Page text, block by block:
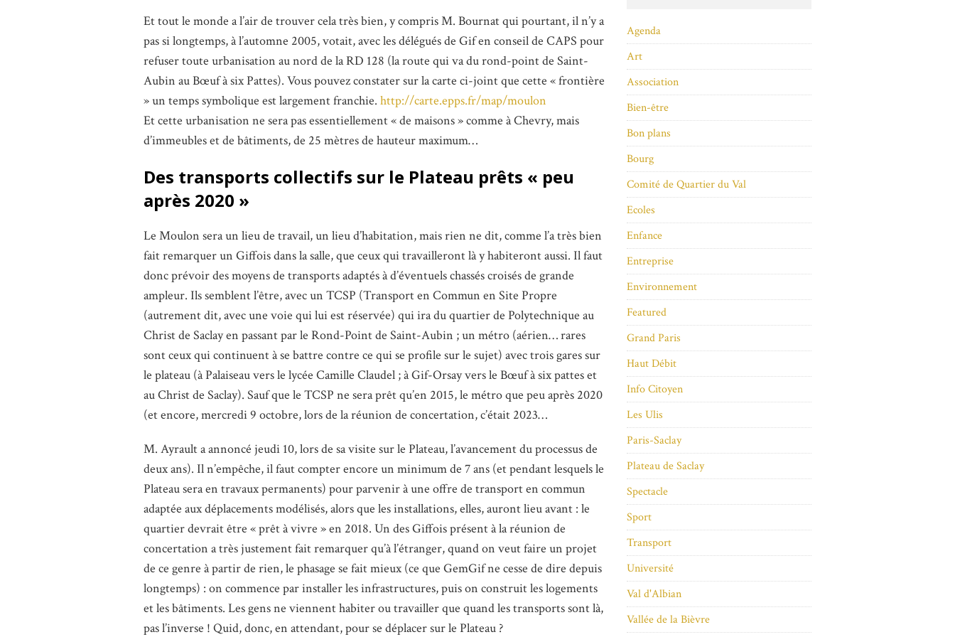
Et tout le monde a l’air de trouver cela très bien, y compris M. Bournat qui pourtant, il n’y a
pas si longtemps, à l’automne 2005, votait, avec les délégués de Gif en conseil de CAPS pour
refuser toute urbanisation au nord de la RD 128 (la route qui va du rond-point de Saint-
Aubin au Bœuf à six Pattes). Vous pouvez constater sur la carte ci-joint que cette « frontière
» un temps symbolique est largement franchie. http://carte.epps.fr/map/moulon
Et cette urbanisation ne sera pas essentiellement « de maisons » comme à Chevry, mais
d’immeubles et de bâtiments, de 25 mètres de hauteur maximum…
Des transports collectifs sur le Plateau prêts « peu
après 2020 »
Le Moulon sera un lieu de travail, un lieu d’habitation, mais rien ne dit, comme l’a très bien
fait remarquer un Giffois dans la salle, que ceux qui travailleront là y habiteront aussi. Il faut
donc prévoir des moyens de transports adaptés à d’éventuels chassés croisés de grande
ampleur. Ils semblent l’être, avec un TCSP (Transport en Commun en Site Propre
(autrement dit, avec une voie qui lui est réservée) qui ira du quartier de Polytechnique au
Christ de Saclay en passant par le Rond-Point de Saint-Aubin ; un métro (aérien… rares
sont ceux qui continuent à se battre contre ce qui se profile sur le sujet) avec trois gares sur
le plateau (à Palaiseau vers le lycée Camille Claudel ; à Gif-Orsay vers le Bœuf à six pattes et
au Christ de Saclay). Sauf que le TCSP ne sera prêt qu’en 2015, le métro que peu après 2020
(et encore, mercredi 9 octobre, lors de la réunion de concertation, c’était 2023…
M. Ayrault a annoncé jeudi 10, lors de sa visite sur le Plateau, l’avancement du processus de
deux ans). Il n’empêche, il faut compter encore un minimum de 7 ans (et pendant lesquels le
Plateau sera en travaux permanents) pour parvenir à une offre de transport en commun
adaptée aux déplacements modélisés, alors que les installations, elles, auront lieu avant : le
quartier devrait être « prêt à vivre » en 2018. Un des Giffois présent à la réunion de
concertation a très justement fait remarquer qu’à l’étranger, quand on veut faire un projet
de ce genre à partir de rien, le phasage se fait mieux (ce que GemGif ne cesse de dire depuis
longtemps) : on commence par installer les infrastructures, puis on construit les logements
et les bâtiments. Les gens ne viennent habiter ou travailler que quand les transports sont là,
pas l’inverse ! Quid, donc, en attendant, pour se déplacer sur le Plateau ?
Agenda
Art
Association
Bien-être
Bon plans
Bourg
Comité de Quartier du Val
Ecoles
Enfance
Entreprise
Environnement
Featured
Grand Paris
Haut Débit
Info Citoyen
Les Ulis
Paris-Saclay
Plateau de Saclay
Spectacle
Sport
Transport
Université
Val d'Albian
Vallée de la Bièvre